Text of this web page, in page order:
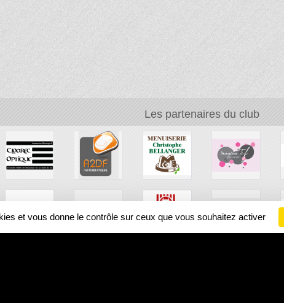
Les partenaires du club
et vous donne le contrôle sur ceux que vous souhaitez activer